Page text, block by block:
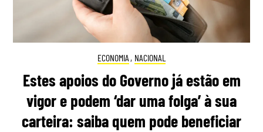
ECONOMIA , NACIONAL
Estes apoios do Governo já estão em
vigor e podem ‘dar uma folga’ à sua
carteira: saiba quem pode beneficiar